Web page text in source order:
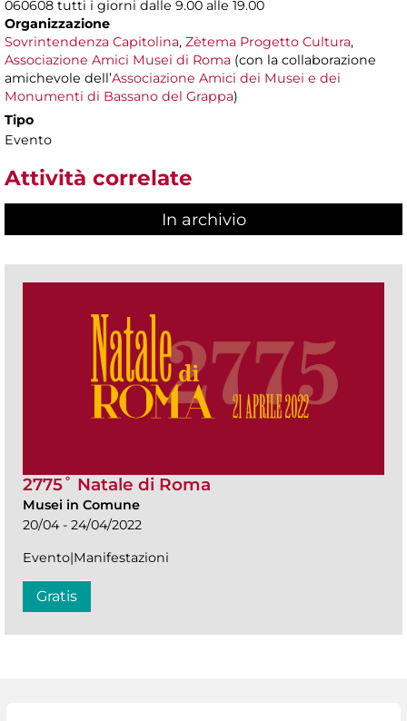
060608 tutti i giorni dalle 9.00 alle 19.00
Organizzazione
Sovrintendenza Capitolina, Zètema Progetto Cultura,
Associazione Amici Musei di Roma (con la collaborazione
amichevole dell’Associazione Amici dei Musei e dei
Monumenti di Bassano del Grappa)
Tipo
Evento
Attività correlate
In archivio
2775˚ Natale di Roma
Musei in Comune
20/04 - 24/04/2022
Evento|Manifestazioni
Gratis